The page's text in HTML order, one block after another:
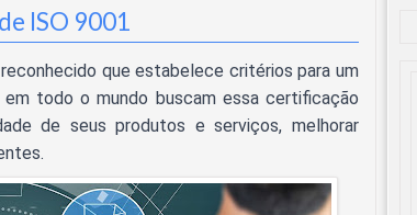
ISO 9001
que estabelece critérios para um
todo o mundo buscam essa certificação
de seus produtos e serviços, melhorar